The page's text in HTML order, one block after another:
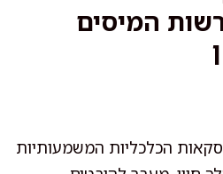
המיסים
הכלכליות המשמעותיות